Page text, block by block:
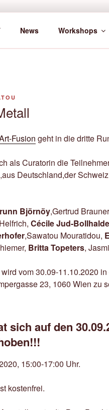
News Workshops
Fusion geht in die dritte
als Curatorin die
Deutschland,der
Björnöy,Gertrud
Cécile Jud-
,Sawatou Mouratidou,
Britta Topeters,
vom 30.09-11.10.2020
23, 1060 Wien zu
sich auf den
15:00-17:00 Uhr.
kostenfrei.